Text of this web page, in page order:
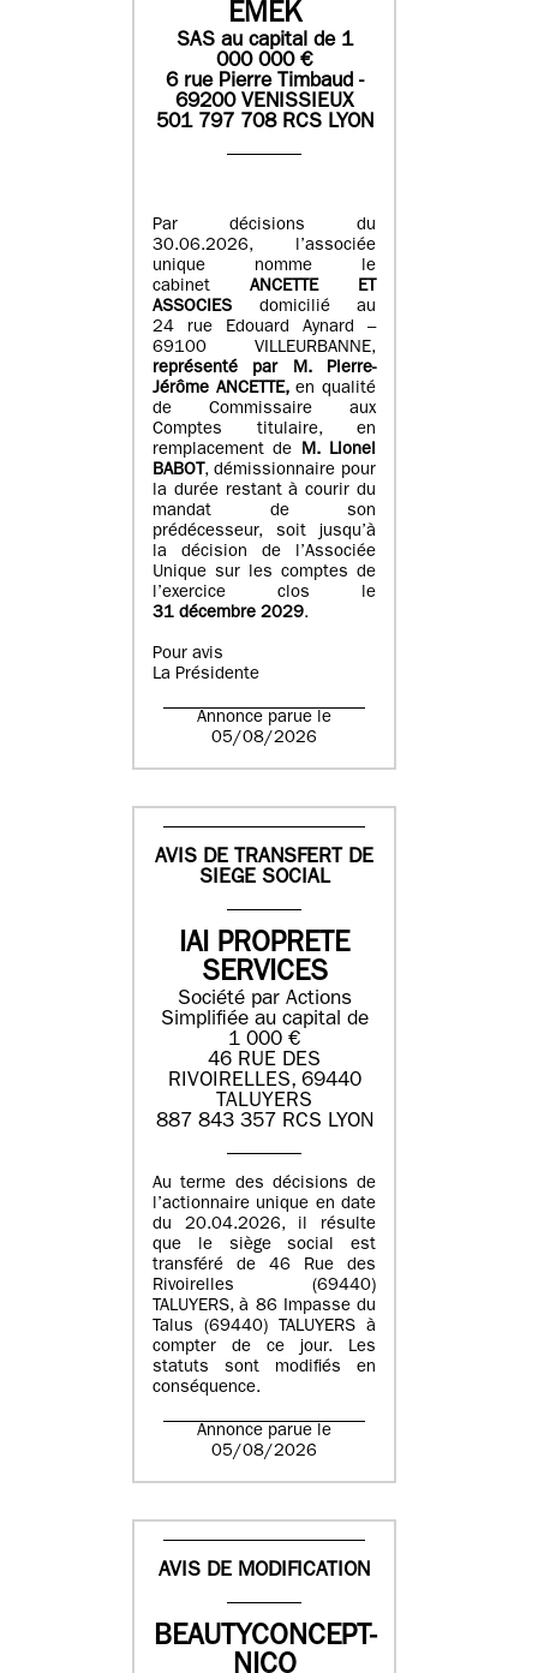
EMEK
SASau capital de 1
000 000€
6 rue Pierre Timbaud -
69200 VENISSIEUX
501 797 708 RCS LYON
Par décisions du
30.06.2026, l’associée
unique nomme le
cabinet ANCETTE ET
ASSOCIES
domicilié au
24 rue Edouard Aynard –
69100 VILLEURBANNE,
représenté par M.Pierre-
Jérôme ANCETTE, en qualité
de Commissaire aux
Comptes titulaire, en
remplacement de M.Lionel
BABOT , démissionnaire pour
la durée restant à courir du
mandat de son
prédécesseur, soit jusqu’à
la décision de l’Associée
Unique sur les comptes de
l’exercice clos le
31 décembre 2029.
Pour avis
La Présidente
Annonce parue le
05/08/2026
AVIS DE TRANSFERT DE
SIEGE SOCIAL
IAI PROPRETE
SERVICES
Société par Actions
Simplifiée au capital de
1 000 €
46 RUE DES
RIVOIRELLES, 69440
TALUYERS
887 843 357 RCS LYON
Au terme des décisions de
l’actionnaire unique en date
du 20.04.2026, il résulte
que le siège social est
transféré de 46 Rue des
Rivoirelles (69440)
TALUYERS, à 86 Impasse du
Talus (69440) TALUYERS à
compter de ce jour. Les
statuts sont modifiés en
conséquence.
Annonce parue le
05/08/2026
AVIS DE MODIFICATION
BEAUTYCONCEPT-